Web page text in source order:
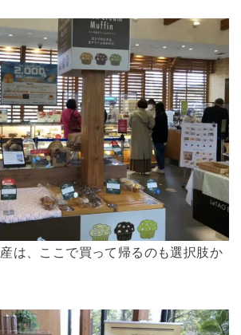
は、ここで買って帰るのも選択肢か